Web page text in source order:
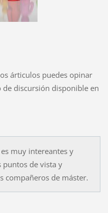
árticulos puedes opinar
discursión disponible en
muy intereantes y
puntos de vista y
compañeros de máster.